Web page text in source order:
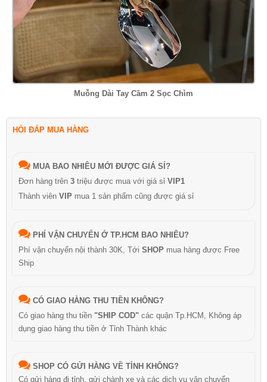
Muỗng Dài Tay Cầm 2 Sọc Chìm
HỎI ĐÁP MUA HÀNG
MUA BAO NHIÊU MỚI ĐƯỢC GIÁ SỈ?
Đơn hàng trên 3 triệu được mua với giá sỉ VIP1
Thành viên VIP mua 1 sản phẩm cũng được giá sỉ
PHÍ VẬN CHUYỂN Ở TP.HCM BAO NHIÊU?
Phí vận chuyển nội thành 30K, Tới SHOP mua hàng được Free
Ship
CÓ GIAO HÀNG THU TIỀN KHÔNG?
Có giao hàng thu tiền "SHIP COD" các quận Tp.HCM, Không áp
dụng giao hàng thu tiền ở Tỉnh Thành khác
SHOP CÓ GỬI HÀNG VỀ TỈNH KHÔNG?
Có gửi hàng đi tỉnh, gửi chành xe và các dịch vụ vận chuyển